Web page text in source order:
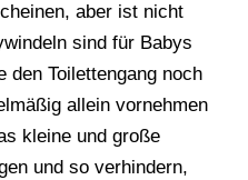
aber ist nicht
sind für Babys
den Toilettengang noch
allein vornehmen
kleine und große
und so verhindern,